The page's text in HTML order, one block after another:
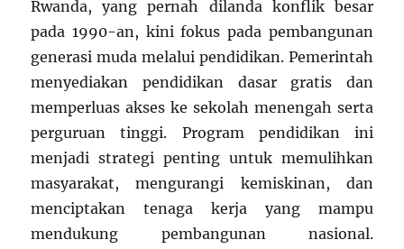
Rwanda, yang pernah dilanda konflik besar
pada 1990-an, kini fokus pada pembangunan
generasi muda melalui pendidikan. Pemerintah
menyediakan pendidikan dasar gratis dan
memperluas akses ke sekolah menengah serta
perguruan tinggi. Program pendidikan ini
menjadi strategi penting untuk memulihkan
masyarakat, mengurangi kemiskinan, dan
menciptakan tenaga kerja yang mampu
mendukung pembangunan nasional.